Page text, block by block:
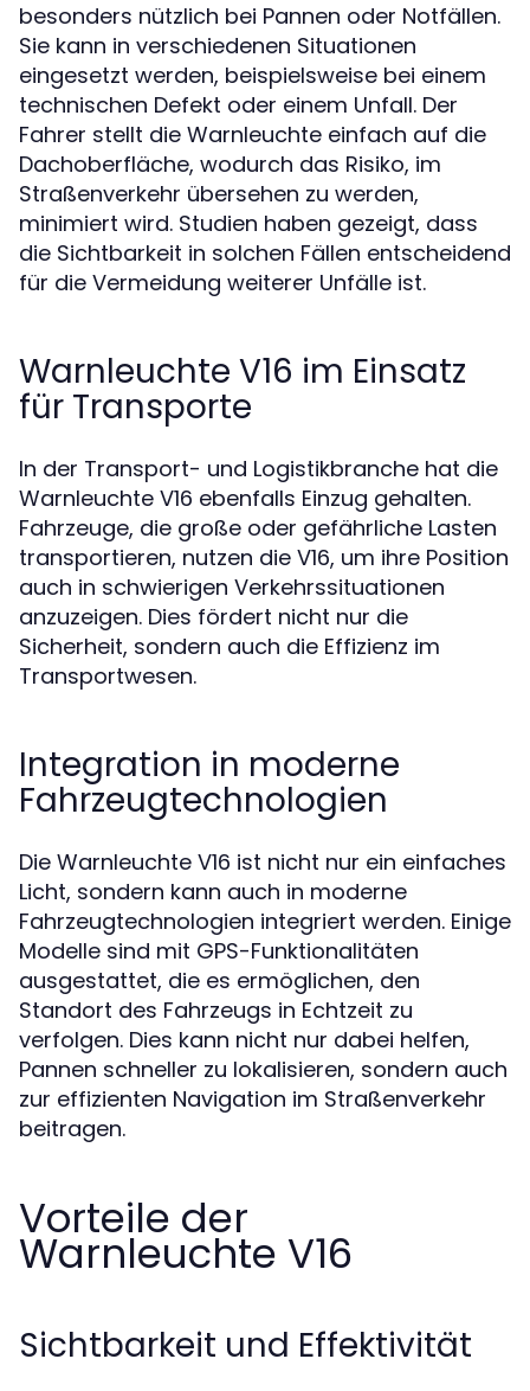
besonders nützlich bei Pannen oder Notfällen.
Sie kann in verschiedenen Situationen
eingesetzt werden, beispielsweise bei einem
technischen Defekt oder einem Unfall. Der
Fahrer stellt die Warnleuchte einfach auf die
Dachoberfläche, wodurch das Risiko, im
Straßenverkehr übersehen zu werden,
minimiert wird. Studien haben gezeigt, dass
die Sichtbarkeit in solchen Fällen entscheidend
für die Vermeidung weiterer Unfälle ist.
Warnleuchte V16 im Einsatz
für Transporte
In der Transport- und Logistikbranche hat die
Warnleuchte V16 ebenfalls Einzug gehalten.
Fahrzeuge, die große oder gefährliche Lasten
transportieren, nutzen die V16, um ihre Position
auch in schwierigen Verkehrssituationen
anzuzeigen. Dies fördert nicht nur die
Sicherheit, sondern auch die Effizienz im
Transportwesen.
Integration in moderne
Fahrzeugtechnologien
Die Warnleuchte V16 ist nicht nur ein einfaches
Licht, sondern kann auch in moderne
Fahrzeugtechnologien integriert werden. Einige
Modelle sind mit GPS-Funktionalitäten
ausgestattet, die es ermöglichen, den
Standort des Fahrzeugs in Echtzeit zu
verfolgen. Dies kann nicht nur dabei helfen,
Pannen schneller zu lokalisieren, sondern auch
zur effizienten Navigation im Straßenverkehr
beitragen.
Vorteile der
Warnleuchte V16
Sichtbarkeit und Effektivität